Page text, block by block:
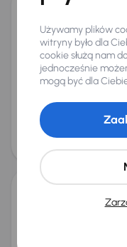
Ford Transit
2018142 220 km Diesel
Od pierwszego
L2H1
+7 kolejnych
Miesięczna rata
od 345 zł
Cena
58 000 zł
Możliwość
Ford Transit
Używamy plików
witryny było dla
cookie służą nam
jednocześnie
mogą być dla